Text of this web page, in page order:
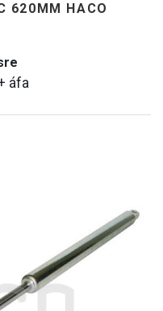
620MM HACO
áfa